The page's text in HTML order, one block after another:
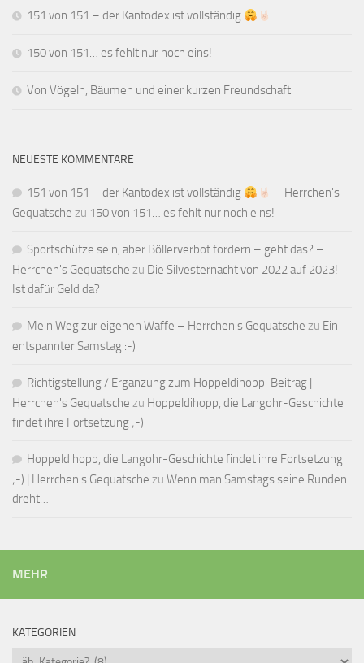
151 von 151 – der Kantodex ist vollständig
150 von 151… es fehlt nur noch eins!
Von Vögeln, Bäumen und einer kurzen Freundschaft
NEUESTE KOMMENTARE
151 von 151 – der Kantodex ist vollständig
– Herrchen's
Gequatsche zu 150 von 151… es fehlt nur noch eins!
Sportschütze sein, aber Böllerverbot fordern – geht das? –
Herrchen's Gequatsche zu Die Silvesternacht von 2022 auf 2023!
Ist dafür Geld da?
Mein Weg zur eigenen Waffe – Herrchen's Gequatsche zu Ein
entspannter Samstag :-)
Richtigstellung / Ergänzung zum Hoppeldihopp-Beitrag |
Herrchen's Gequatsche zu Hoppeldihopp, die Langohr-Geschichte
findet ihre Fortsetzung ;-)
Hoppeldihopp, die Langohr-Geschichte findet ihre Fortsetzung
;-) | Herrchen's Gequatsche zu Wenn man Samstags seine Runden
dreht…
MEHR
KATEGORIEN
Kategorien